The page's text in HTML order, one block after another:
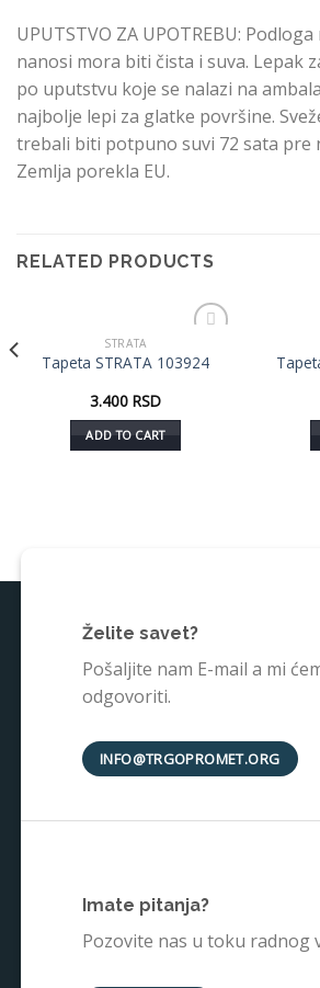
UPUTSTVO ZA UPOTREBU:
nanosi mora biti čista i suva. Lepak
po uputstvu koje se nalazi na
najbolje lepi za glatke površine.
trebali biti potpuno suvi 72 sata pre
Zemlja porekla EU.
RELATED PRODUCTS
u listu
STRATA
Tapeta STRATA 103924
3.400 RSD
ADD TO CART
Želite savet?
Pošaljite nam E-mail a mi
odgovoriti.
INFO@TRGOPROMET.ORG
Imate pitanja?
Pozovite nas u toku radnog